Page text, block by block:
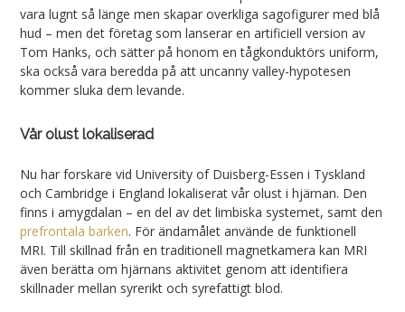
vara lugnt så länge men skapar overkliga sagofigurer med blå
hud – men det företag som lanserar en artificiell version av
Tom Hanks, och sätter på honom en tågkonduktörs uniform,
ska också vara beredda på att uncanny valley-hypotesen
kommer sluka dem levande.
Vår olust lokaliserad
Nu har forskare vid University of Duisberg-Essen i Tyskland
och Cambridge i England lokaliserat vår olust i hjärnan. Den
finns i amygdalan – en del av det limbiska systemet, samt den
prefrontala barken. För ändamålet använde de funktionell
MRI. Till skillnad från en traditionell magnetkamera kan MRI
även berätta om hjärnans aktivitet genom att identifiera
skillnader mellan syrerikt och syrefattigt blod.